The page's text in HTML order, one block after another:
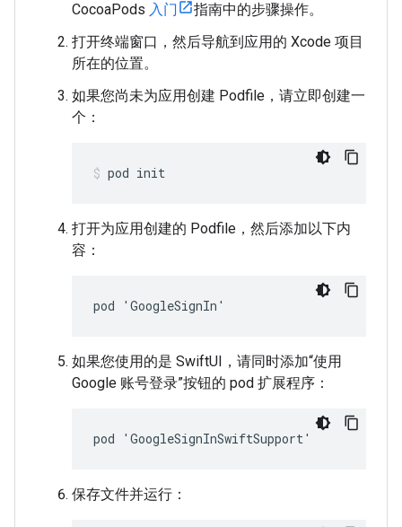
CocoaPods 入门
指南中的步骤操作。
打开终端窗口，然后导航到应用的 Xcode 项目
所在的位置。
如果您尚未为应用创建 Podfile，请立即创建一
个：
pod init
打开为应用创建的 Podfile，然后添加以下内
容：
pod 'GoogleSignIn'
如果您使用的是 SwiftUI，请同时添加“使用
Google 账号登录”按钮的 pod 扩展程序：
pod 'GoogleSignInSwiftSupport'
保存文件并运行：